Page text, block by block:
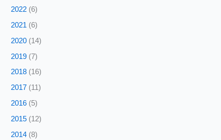
2022 (6)
2021 (6)
2020 (14)
2019 (7)
2018 (16)
2017 (11)
2016 (5)
2015 (12)
2014 (8)